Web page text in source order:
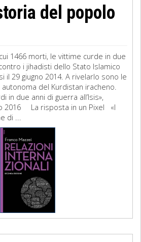
del popolo
1466 morti, le vittime curde in due
i jihadisti dello Stato Islamico
il 29 giugno 2014. A rivelarlo sono le
del Kurdistan iracheno.
in due anni di guerra all’Isis»,
2016 La risposta in un Pixel «I
di ...